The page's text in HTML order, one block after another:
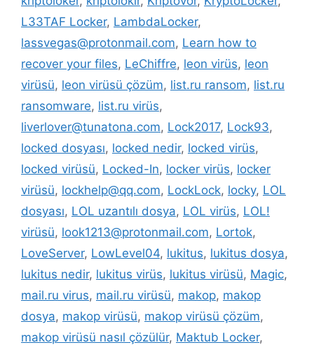
L33TAF Locker, LambdaLocker,
lassvegas@protonmail.com, Learn how to
recover your files, LeChiffre, leon virüs, leon
virüsü, leon virüsü çözüm, list.ru ransom, list.ru
ransomware, list.ru virüs,
liverlover@tunatona.com, Lock2017, Lock93,
locked dosyası, locked nedir, locked virüs,
locked virüsü, Locked-In, locker virüs, locker
virüsü, lockhelp@qq.com, LockLock, locky, LOL
dosyası, LOL uzantılı dosya, LOL virüs, LOL!
virüsü, look1213@protonmail.com, Lortok,
LoveServer, LowLevel04, lukitus, lukitus dosya,
lukitus nedir, lukitus virüs, lukitus virüsü, Magic,
mail.ru virus, mail.ru virüsü, makop, makop
dosya, makop virüsü, makop virüsü çözüm,
makop virüsü nasıl çözülür, Maktub Locker,